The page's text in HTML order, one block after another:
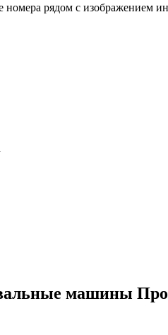
номера рядом с изображением
машины